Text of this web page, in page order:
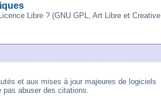
Libre ? (GNU GPL, Art Libre et Creative
et aux mises à jour majeures de logiciels
pas abuser des citations.